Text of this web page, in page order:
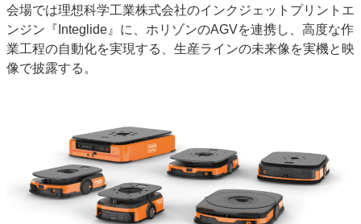
特集記事カテゴリー一覧
2022 見える化・MIS特集
特集・デジタル印刷 アイデアで勝負！ ～多様なビジネス・多彩な商材～
発刊案内
JFPI印刷用語集 印刷機材年鑑
運営
購読・購入申し込み
サイトポリシー
会場では理想科学工業株式会社のインクジェットプリントエ
ンジン『Integlide』に、ホリゾンのAGVを連携し、高度な作
業工程の自動化を実現する、生産ラインの未来像を実機と映
像で披露する。